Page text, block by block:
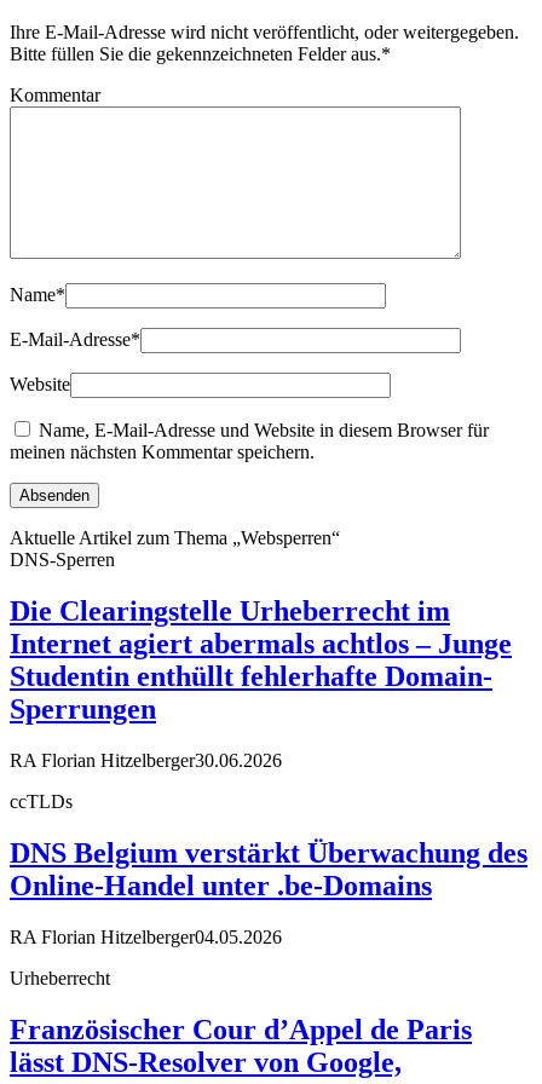
Ihre E-Mail-Adresse wird nicht veröffentlicht, oder weitergegeben.
Bitte füllen Sie die gekennzeichneten Felder aus.*
Kommentar
Name*
E-Mail-Adresse*
Website
Name, E-Mail-Adresse und Website in diesem Browser für
meinen nächsten Kommentar speichern.
Aktuelle Artikel zum Thema „Websperren“
DNS-Sperren
Die Clearingstelle Urheberrecht im
Internet agiert abermals achtlos – Junge
Studentin enthüllt fehlerhafte Domain-
Sperrungen
RA Florian Hitzelberger30.06.2026
ccTLDs
DNS Belgium verstärkt Überwachung des
Online-Handel unter .be-Domains
RA Florian Hitzelberger04.05.2026
Urheberrecht
Französischer Cour d’Appel de Paris
lässt DNS-Resolver von Google,